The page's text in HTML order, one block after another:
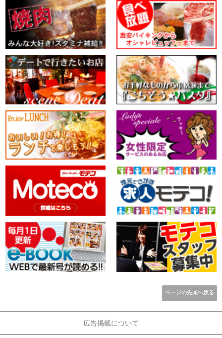
ページの先頭へ戻る
広告掲載について